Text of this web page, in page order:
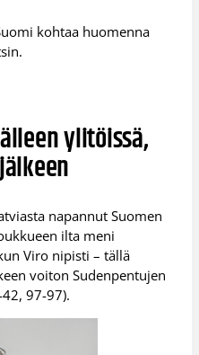
kohtaa huomenna
ylitöissä,
napannut Suomen
ilta meni
Viro nipisti – tällä
voiton Sudenpentujen
97-97).